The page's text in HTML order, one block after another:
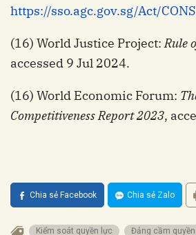
https://sso.agc.gov.sg/Act/
(16) World Justice Project:Rule
accessed 9 Jul 2024.
(16) World Economic Forum:
Competitiveness Report 2023,
Chia sẻ Facebook Chia sẻ Zalo
Kiểm soát quyền lực Đảng cầm quyền